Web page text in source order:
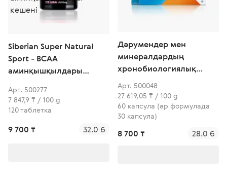
Siberian Super Natural
Sport - ВСАА
аминқышқылдары
Арт. 500277
7 847,9 ₸ / 100 g
120 таблетка
9 700 ₸ 32.0 б
Дәрумендер мен
минералдардың
хронобиологиялық
кешені - Денсаулық
ырғақтары
Арт. 500048
27 619,05 ₸ / 100 g
60 капсула (әр формулада
30 капсула)
8 700 ₸ 28.0 б